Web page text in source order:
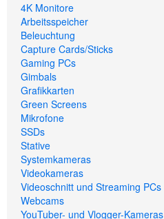
4K Monitore
Arbeitsspeicher
Beleuchtung
Capture Cards/Sticks
Gaming PCs
Gimbals
Grafikkarten
Green Screens
Mikrofone
SSDs
Stative
Systemkameras
Videokameras
Videoschnitt und Streaming PCs
Webcams
YouTuber- und Vlogger-Kameras